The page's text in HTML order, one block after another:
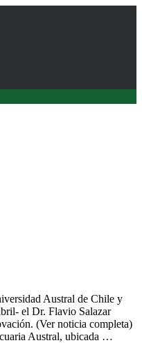
Austral de Chile y
el Dr. Flavio Salazar
(Ver noticia completa)
Austral, ubicada …